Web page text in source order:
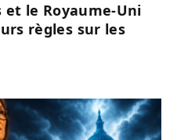
et le Royaume-Uni
règles sur les